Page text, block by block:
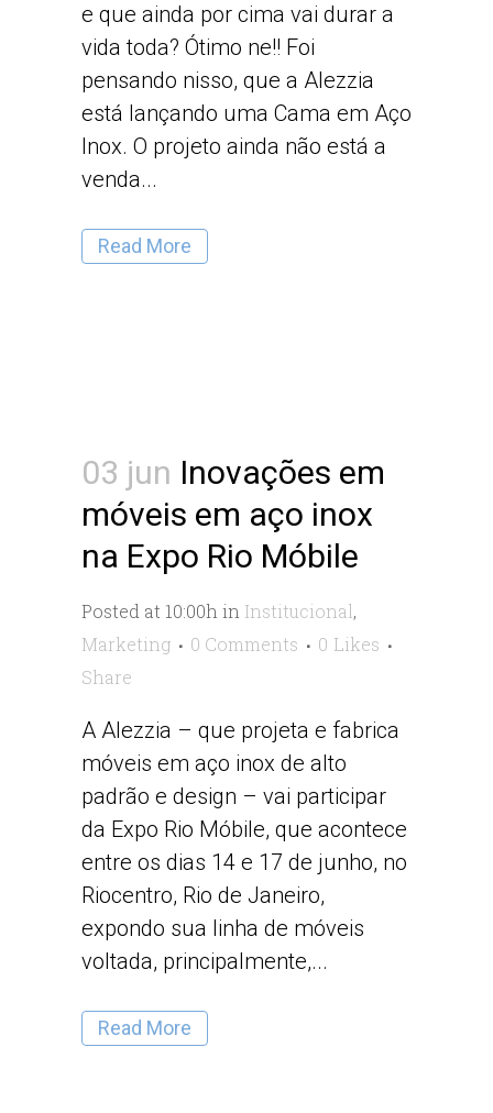
e que ainda por cima vai durar a
vida toda? Ótimo ne!! Foi
pensando nisso, que a Alezzia
está lançando uma Cama em Aço
Inox. O projeto ainda não está a
venda...
Read More
03 jun Inovações em
móveis em aço inox
na Expo Rio Móbile
Posted at 10:00h in Institucional,
Marketing
0 Comments 0 Likes
Share
A Alezzia – que projeta e fabrica
móveis em aço inox de alto
padrão e design – vai participar
da Expo Rio Móbile, que acontece
entre os dias 14 e 17 de junho, no
Riocentro, Rio de Janeiro,
expondo sua linha de móveis
voltada, principalmente,...
Read More